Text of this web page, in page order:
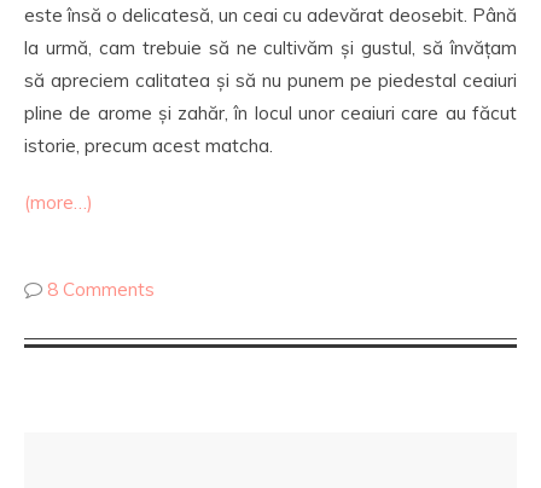
este însă o delicatesă, un ceai cu adevărat deosebit. Până
la urmă, cam trebuie să ne cultivăm și gustul, să învățam
să apreciem calitatea și să nu punem pe piedestal ceaiuri
pline de arome și zahăr, în locul unor ceaiuri care au făcut
istorie, precum acest matcha.
(more…)
8 Comments